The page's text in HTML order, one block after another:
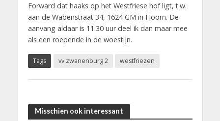
Forward dat haaks op het Westfriese hof ligt, t.w.
aan de Wabenstraat 34, 1624 GM in Hoorn. De
aanvang aldaar is 11.30 uur deel ik dan maar mee
als een roepende in de woestijn.
Tags vv zwanenburg 2 westfriezen
Misschien ook interessant